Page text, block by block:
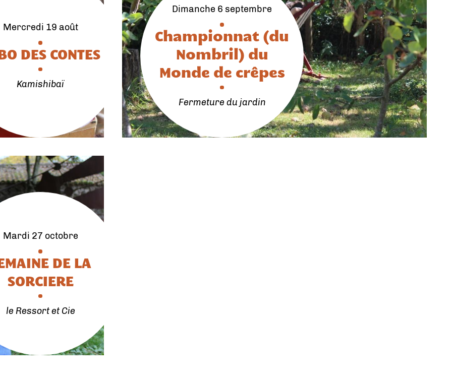
mercredi 19 août
DES CONTES
Kamishibaï
dimanche 6 septembre
Championnat (du
Nombril) du
Monde de crêpes
Fermeture du jardin
mardi 27 octobre
DE LA
SORCIERE
le Ressort et Cie